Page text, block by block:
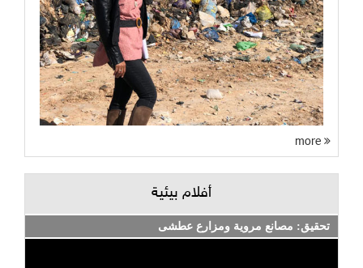
أفلام بيئية
تحقيق: مصانع مروية ومزارع عطشى